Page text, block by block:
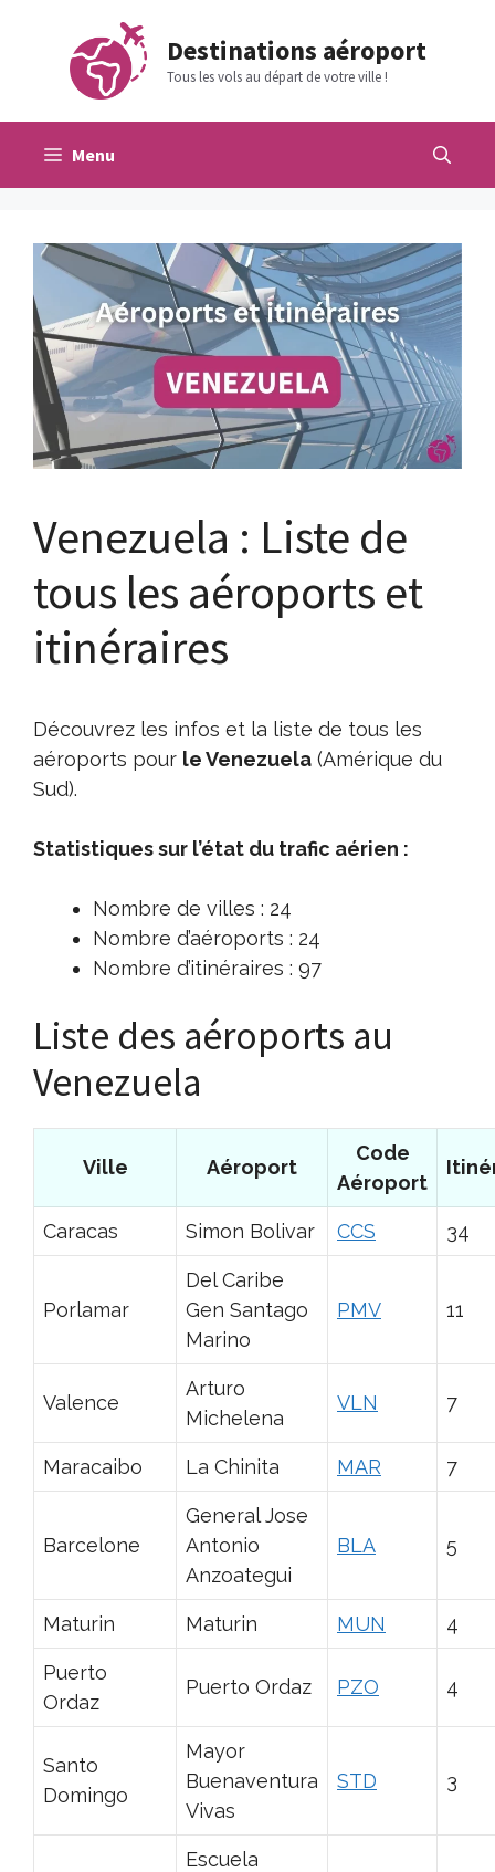
contenu
Destinations aéroport
Tous les vols au départ de votre ville !
Menu
Venezuela : Liste de
tous les aéroports et
itinéraires
Découvrez les infos et la liste de tous les
aéroports pour le Venezuela (Amérique du
Sud).
Statistiques sur l’état du trafic aérien :
Nombre de villes : 24
Nombre d’aéroports : 24
Nombre d’itinéraires : 97
Liste des aéroports au
Venezuela
Ville Aéroport
Code
Aéroport
Caracas Simon Bolivar CCS 34
Porlamar
Del Caribe
Gen Santago
Marino
PMV 11
Valence
Arturo
Michelena
VLN 7
Maracaibo La Chinita MAR 7
Barcelone
General Jose
Antonio
Anzoategui
BLA 5
Maturin Maturin MUN 4
Puerto
Ordaz
Puerto Ordaz PZO 4
Santo
Domingo
Mayor
Buenaventura
Vivas
STD 3
Escuela